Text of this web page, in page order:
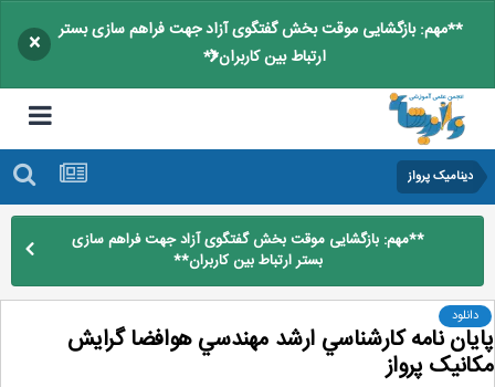
**مهم: بازگشایی موقت بخش گفتگوی آزاد جهت فراهم سازی بستر
ارتباط بین کاربران**
×
دینامیک پرواز
**مهم: بازگشایی موقت بخش گفتگوی آزاد جهت فراهم سازی
بستر ارتباط بین کاربران**
دانلود
نامه كارشناسي ارشد مهندسي هوافضا گرايش
پرواز